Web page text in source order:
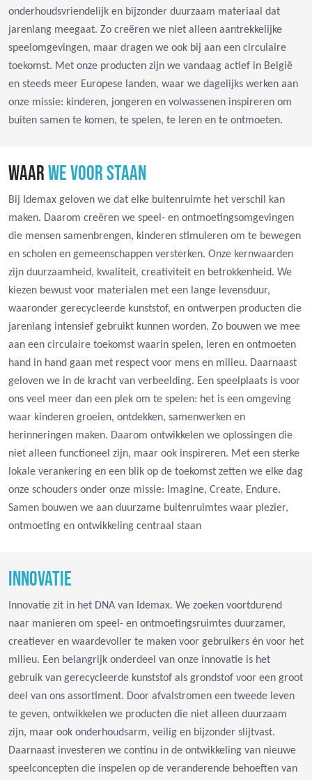
onderhoudsvriendelijk en bijzonder duurzaam materiaal dat
jarenlang meegaat. Zo creëren we niet alleen aantrekkelijke
speelomgevingen, maar dragen we ook bij aan een circulaire
toekomst. Met onze producten zijn we vandaag actief in België
en steeds meer Europese landen, waar we dagelijks werken aan
onze missie: kinderen, jongeren en volwassenen inspireren om
buiten samen te komen, te spelen, te leren en te ontmoeten.
WAARWE VOOR STAAN
Bij Idemax geloven we dat elke buitenruimte het verschil kan
maken. Daarom creëren we speel- en ontmoetingsomgevingen
die mensen samenbrengen, kinderen stimuleren om te bewegen
en scholen en gemeenschappen versterken. Onze kernwaarden
zijn duurzaamheid, kwaliteit, creativiteit en betrokkenheid. We
kiezen bewust voor materialen met een lange levensduur,
waaronder gerecycleerde kunststof, en ontwerpen producten die
jarenlang intensief gebruikt kunnen worden. Zo bouwen we mee
aan een circulaire toekomst waarin spelen, leren en ontmoeten
hand in hand gaan met respect voor mens en milieu. Daarnaast
geloven we in de kracht van verbeelding. Een speelplaats is voor
ons veel meer dan een plek om te spelen: het is een omgeving
waar kinderen groeien, ontdekken, samenwerken en
herinneringen maken. Daarom ontwikkelen we oplossingen die
niet alleen functioneel zijn, maar ook inspireren. Met een sterke
lokale verankering en een blik op de toekomst zetten we elke dag
onze schouders onder onze missie: Imagine, Create, Endure.
Samen bouwen we aan duurzame buitenruimtes waar plezier,
ontmoeting en ontwikkeling centraal staan
INNOVATIE
Innovatie zit in het DNA van Idemax. We zoeken voortdurend
naar manieren om speel- en ontmoetingsruimtes duurzamer,
creatiever en waardevoller te maken voor gebruikers én voor het
milieu. Een belangrijk onderdeel van onze innovatie is het
gebruik van gerecycleerde kunststof als grondstof voor een groot
deel van ons assortiment. Door afvalstromen een tweede leven
te geven, ontwikkelen we producten die niet alleen duurzaam
zijn, maar ook onderhoudsarm, veilig en bijzonder slijtvast.
Daarnaast investeren we continu in de ontwikkeling van nieuwe
speelconcepten die inspelen op de veranderende behoeften van